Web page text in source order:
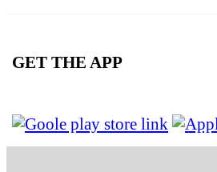
GET THE APP